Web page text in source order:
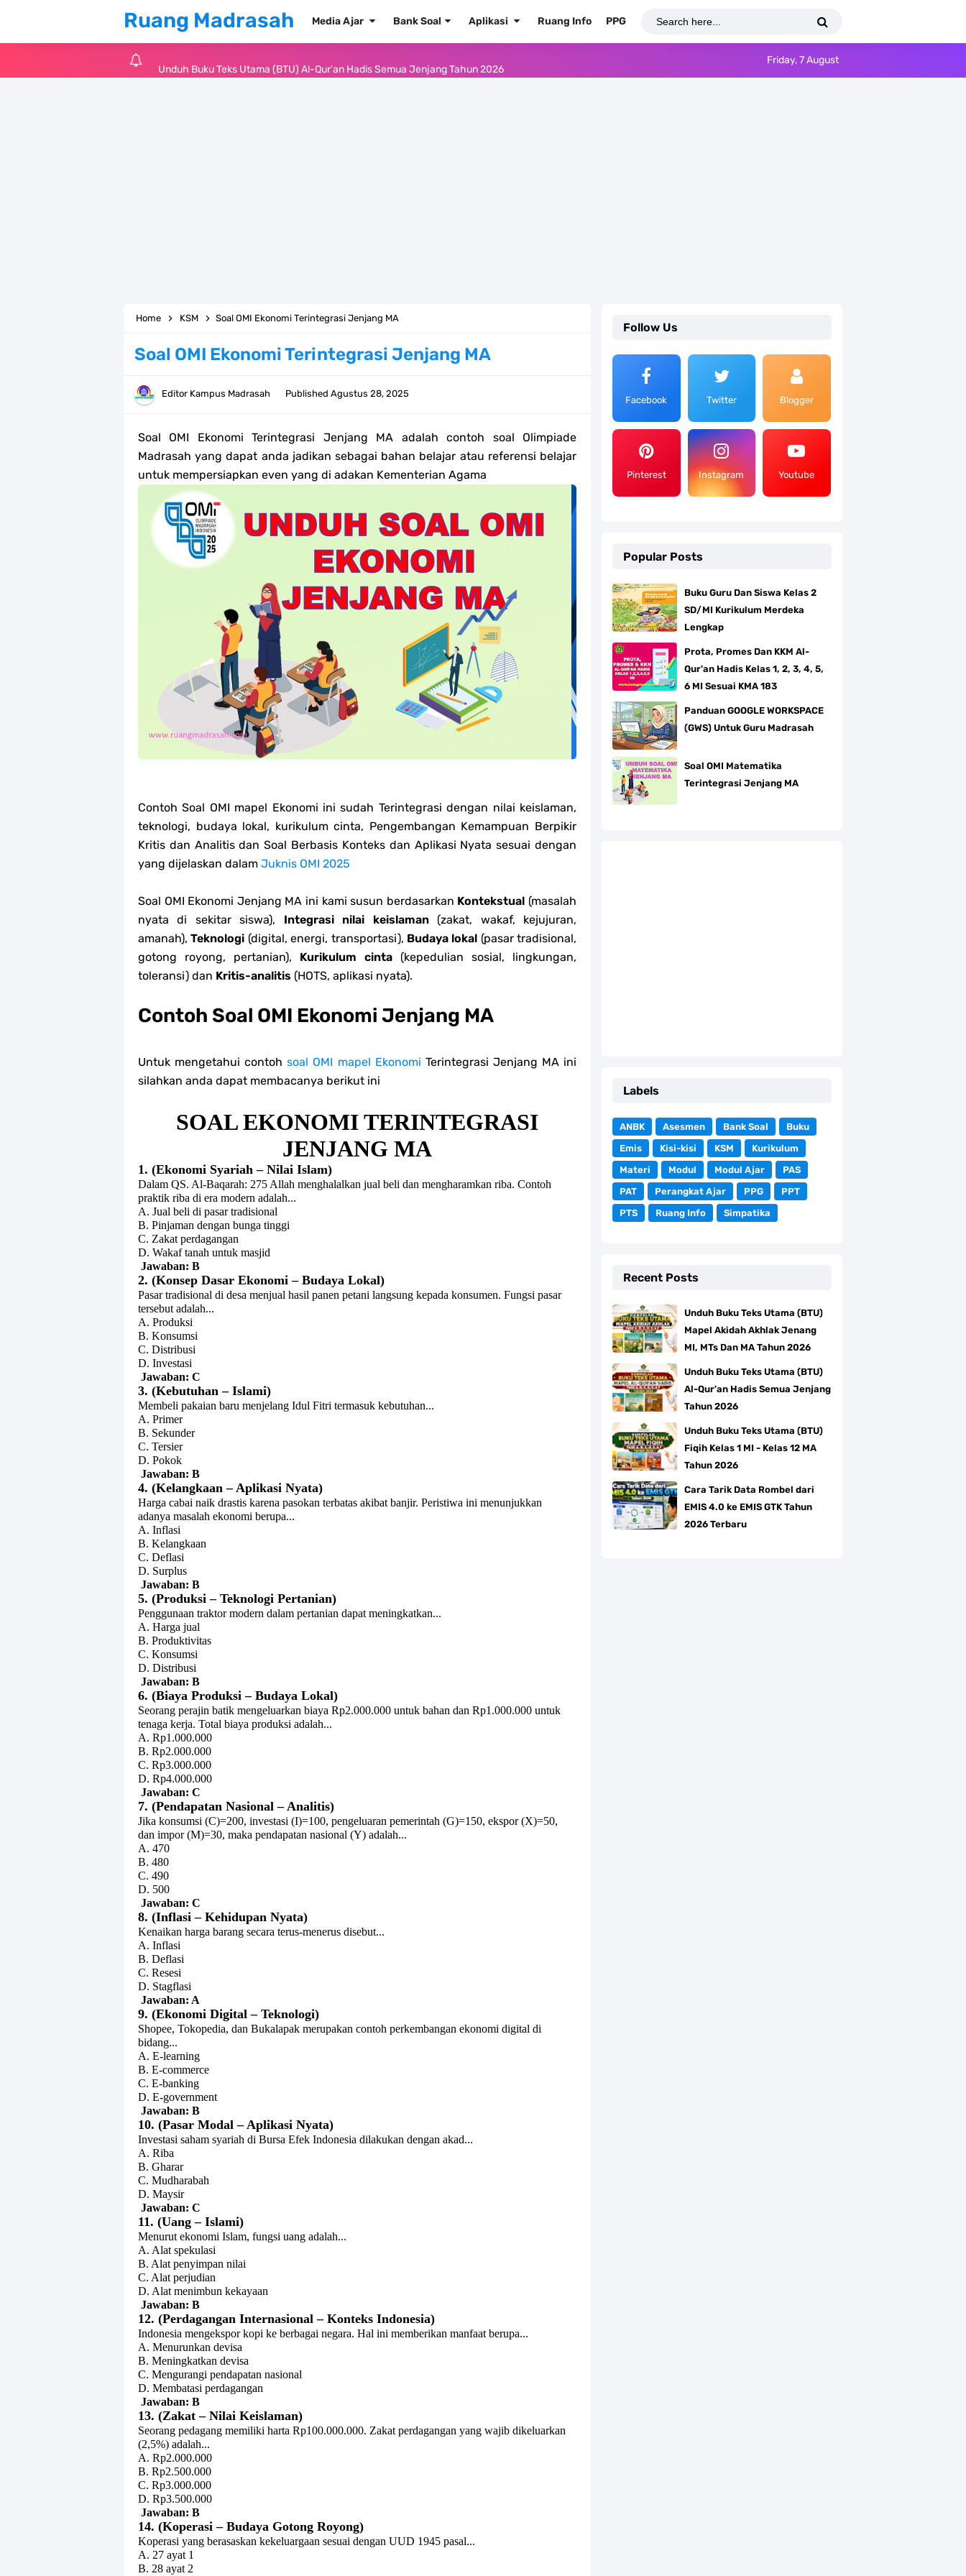
Ruang Madrasah Media Ajar Bank Soal Aplikasi Ruang Info PPG
Pendaftaran Akun Google Workspace bagi GTK Madrasah
Panduan GOOGLE WORKSPACE (GWS) Untuk Guru Madrasah
Bank Soal ASAT/PAT Kelas 5 SD/MI Kurikulum Merdeka Tahun 2026
Bank Soal PAT Kelas 6 SD/MI Semester 2 Kurikulum Merdeka Tahun 2026
Kisi-kisi Soal US/UM Jenjang SD/MI Tahun 2026 Lengkap
POS UM Jenjang MI, MTs Dan MA Tahun 2026
Jawaban Tugas Mandiri Dan Tugas Refleksi Modul Pedagogik SKI PPG 2025
Jawaban Tugas Mandiri Dan Tugas Refleksi Modul Pedagogik Fiqih PPG 2025
Jawaban Tugas Mandiri Dan Tugas Refleksi Modul Pedagogik Akidah Akhlak PPG 2025
Jawaban Tugas Mandiri Dan Tugas Refleksi Modul Pedagogik Al-Qur'an Hadis PPG 2025
Soal OMI Ekonomi Terintegrasi Jenjang MA
Soal OMI KIMIA Terintegrasi Jenjang MA
Friday, 7 August
Home KSM Soal OMI Ekonomi Terintegrasi Jenjang MA
Soal OMI Ekonomi Terintegrasi Jenjang MA
Editor Kampus Madrasah Published Agustus 28, 2025
Soal OMI Ekonomi Terintegrasi Jenjang MA adalah contoh soal Olimpiade
Madrasah yang dapat anda jadikan sebagai bahan belajar atau referensi belajar
untuk mempersiapkan even yang di adakan Kementerian Agama
Contoh Soal OMI mapel Ekonomi ini sudah Terintegrasi dengan nilai keislaman,
teknologi, budaya lokal, kurikulum cinta, Pengembangan Kemampuan Berpikir
Kritis dan Analitis dan Soal Berbasis Konteks dan Aplikasi Nyata sesuai dengan
yang dijelaskan dalam Juknis OMI 2025
Soal OMI Ekonomi Jenjang MA ini kami susun berdasarkan Kontekstual (masalah
nyata di sekitar siswa), Integrasi nilai keislaman(zakat, wakaf, kejujuran,
amanah),Teknologi (digital, energi, transportasi), Budaya lokal (pasar tradisional,
gotong royong, pertanian), Kurikulum cinta (kepedulian sosial, lingkungan,
toleransi) dan Kritis-analitis (HOTS, aplikasi nyata).
Contoh Soal OMI Ekonomi Jenjang MA
Untuk mengetahui contohsoal OMI mapel Ekonomi Terintegrasi Jenjang MA ini
silahkan anda dapat membacanya berikut ini
SOAL EKONOMI TERINTEGRASI
JENJANG MA
1. (Ekonomi Syariah – Nilai Islam)
Dalam QS. Al-Baqarah: 275 Allah menghalalkan jual beli dan mengharamkan riba. Contoh
praktik riba di era modern adalah...
A. Jual beli di pasar tradisional
B. Pinjaman dengan bunga tinggi
C. Zakat perdagangan
D. Wakaf tanah untuk masjid
Jawaban: B
2. (Konsep Dasar Ekonomi – Budaya Lokal)
Pasar tradisional di desa menjual hasil panen petani langsung kepada konsumen. Fungsi pasar
tersebut adalah...
A. Produksi
B. Konsumsi
C. Distribusi
D. Investasi
Jawaban: C
3. (Kebutuhan – Islami)
Membeli pakaian baru menjelang Idul Fitri termasuk kebutuhan...
A. Primer
B. Sekunder
C. Tersier
D. Pokok
Jawaban: B
4. (Kelangkaan – Aplikasi Nyata)
Harga cabai naik drastis karena pasokan terbatas akibat banjir. Peristiwa ini menunjukkan
adanya masalah ekonomi berupa...
A. Inflasi
B. Kelangkaan
C. Deflasi
D. Surplus
Jawaban: B
5. (Produksi – Teknologi Pertanian)
Penggunaan traktor modern dalam pertanian dapat meningkatkan...
A. Harga jual
B. Produktivitas
C. Konsumsi
D. Distribusi
Jawaban: B
6. (Biaya Produksi – Budaya Lokal)
Seorang perajin batik mengeluarkan biaya Rp2.000.000 untuk bahan dan Rp1.000.000 untuk
tenaga kerja. Total biaya produksi adalah...
A. Rp1.000.000
B. Rp2.000.000
C. Rp3.000.000
D. Rp4.000.000
Jawaban: C
7. (Pendapatan Nasional – Analitis)
Jika konsumsi (C)=200, investasi (I)=100, pengeluaran pemerintah (G)=150, ekspor (X)=50,
dan impor (M)=30, maka pendapatan nasional (Y) adalah...
A. 470
B. 480
C. 490
D. 500
Jawaban: C
8. (Inflasi – Kehidupan Nyata)
Kenaikan harga barang secara terus-menerus disebut...
A. Inflasi
B. Deflasi
C. Resesi
D. Stagflasi
Jawaban: A
9. (Ekonomi Digital – Teknologi)
Shopee, Tokopedia, dan Bukalapak merupakan contoh perkembangan ekonomi digital di
bidang...
A. E-learning
B. E-commerce
C. E-banking
D. E-government
Jawaban: B
10. (Pasar Modal – Aplikasi Nyata)
Investasi saham syariah di Bursa Efek Indonesia dilakukan dengan akad...
A. Riba
B. Gharar
C. Mudharabah
D. Maysir
Jawaban: C
11. (Uang – Islami)
Menurut ekonomi Islam, fungsi uang adalah...
A. Alat spekulasi
B. Alat penyimpan nilai
C. Alat perjudian
D. Alat menimbun kekayaan
Jawaban: B
12. (Perdagangan Internasional – Konteks Indonesia)
Indonesia mengekspor kopi ke berbagai negara. Hal ini memberikan manfaat berupa...
A. Menurunkan devisa
B. Meningkatkan devisa
C. Mengurangi pendapatan nasional
D. Membatasi perdagangan
Jawaban: B
13. (Zakat – Nilai Keislaman)
Seorang pedagang memiliki harta Rp100.000.000. Zakat perdagangan yang wajib dikeluarkan
(2,5%) adalah...
A. Rp2.000.000
B. Rp2.500.000
C. Rp3.000.000
D. Rp3.500.000
Jawaban: B
14. (Koperasi – Budaya Gotong Royong)
Koperasi yang berasaskan kekeluargaan sesuai dengan UUD 1945 pasal...
A. 27 ayat 1
B. 28 ayat 2
Follow Us
Facebook Twitter Blogger
Pinterest Instagram Youtube
Popular Posts
Buku Guru Dan Siswa Kelas 2
SD/MI Kurikulum Merdeka
Lengkap
Prota, Promes Dan KKM Al-
Qur'an Hadis Kelas 1, 2, 3, 4, 5,
6 MI Sesuai KMA 183
Panduan GOOGLE WORKSPACE
(GWS) Untuk Guru Madrasah
Soal OMI Matematika
Terintegrasi Jenjang MA
Labels
ANBK Asesmen Bank Soal
Buku
Emis
Kisi-kisi KSM
Kurikulum
Materi
Modul Modul Ajar
PAS
PAT
Perangkat Ajar PPG
PPT
PTS
Ruang Info Simpatika
Recent Posts
Unduh Buku Teks Utama (BTU)
Mapel Akidah Akhlak Jenang
MI, MTs Dan MA Tahun 2026
Unduh Buku Teks Utama (BTU)
Al-Qur'an Hadis Semua Jenjang
Tahun 2026
Unduh Buku Teks Utama (BTU)
Fiqih Kelas 1 MI - Kelas 12 MA
Tahun 2026
Cara Tarik Data Rombel dari
EMIS 4.0 ke EMIS GTK Tahun
2026 Terbaru